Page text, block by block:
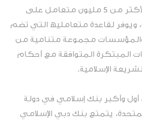
البنك خدماتھ لأكثر من 5 ملیون متعامل على
لقاعدة متعاملیھ التي تضم
والمؤسسات مجموعة متنامیة من
المبتكرة المتوافقة مع أحكام
الشریعة الإسلامیة.
وأكبر بنك إسلامي في دولة
المتحدة، یتمتع بنك دبي الإسلامي